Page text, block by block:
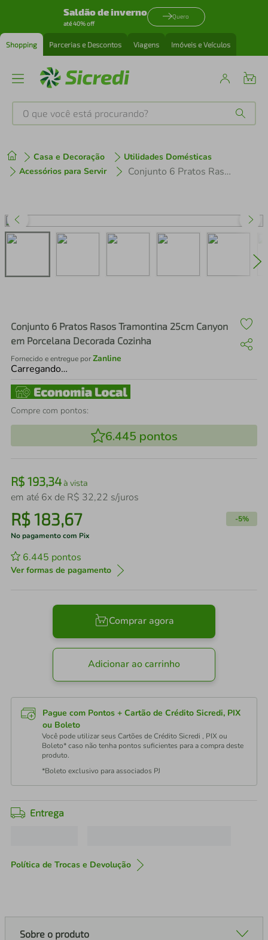
Saldão de inverno
até 40% off
Quero
Shopping Parcerias e Descontos Viagens Imóveis e Veículos
O que você está procurando?
Casa e Decoração
Utilidades Domésticas
Acessórios para Servir
Conjunto 6 Pratos Rasos Tramontina 25cm Canyon em Porcelana Decorada Cozinha
Conjunto 6 Pratos Rasos Tramontina 25cm Canyon
em Porcelana Decorada Cozinha
Fornecido e entregue porZanline
Carregando…
Compre com pontos:
6.445 pontos
R$ 193,34à vista
em até 6x de R$ 32,22 s/juros
R$183,67 -5%
No pagamento com Pix
6.445 pontos
Ver formas de pagamento
Comprar agora
Adicionar ao carrinho
Pague com Pontos + Cartão de Crédito Sicredi, PIX
ou Boleto
Você pode utilizar seus Cartões de Crédito Sicredi , PIX ou
Boleto* caso não tenha pontos suficientes para a compra deste
produto.
*Boleto exclusivo para associados PJ
Entrega
Política de Trocas e Devolução
Sobre o produto
1º tenis
3º perfume